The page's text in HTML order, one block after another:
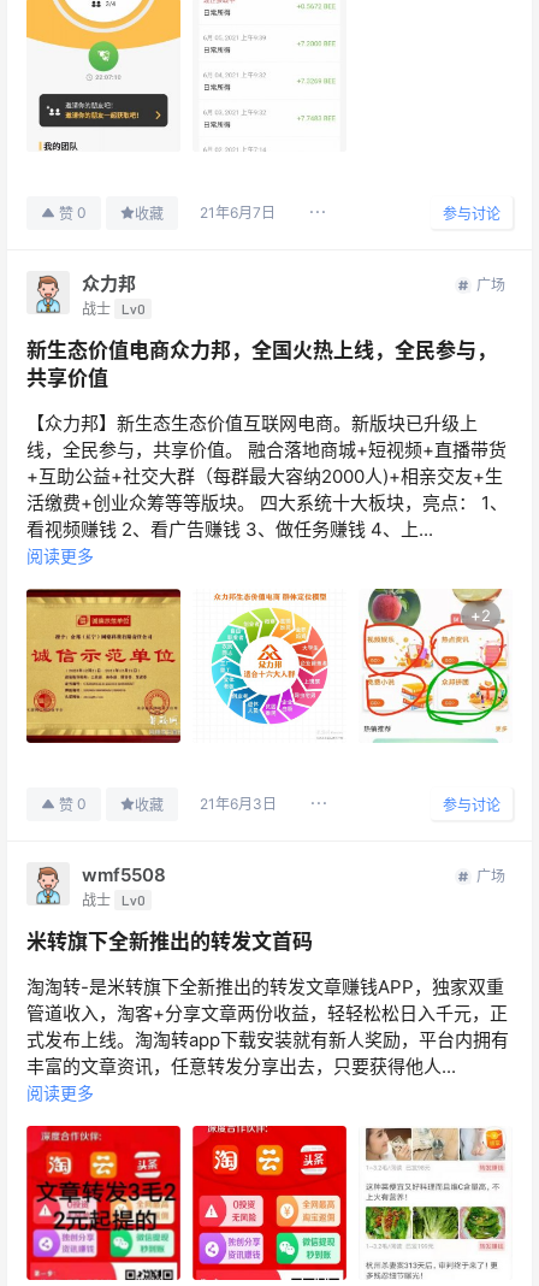
赞 0 收藏 21年6月7日 参与讨论
众力邦
战士 Lv0
广场
新生态价值电商众力邦，全国火热上线，全民参与，
共享价值
【众力邦】新生态生态价值互联网电商。新版块已升级上
线，全民参与，共享价值。 融合落地商城+短视频+直播带货
+互助公益+社交大群（每群最大容纳2000人)+相亲交友+生
活缴费+创业众筹等等版块。 四大系统十大板块，亮点： 1、
看视频赚钱 2、看广告赚钱 3、做任务赚钱 4、上...
阅读更多
+2
赞 0 收藏 21年6月3日 参与讨论
wmf5508
战士 Lv0
广场
米转旗下全新推出的转发文首码
淘淘转-是米转旗下全新推出的转发文章赚钱APP，独家双重
管道收入，淘客+分享文章两份收益，轻轻松松日入千元，正
式发布上线。淘淘转app下载安装就有新人奖励，平台内拥有
丰富的文章资讯，任意转发分享出去，只要获得他人...
阅读更多